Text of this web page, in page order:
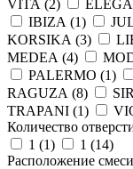
VITA (2)
IBIZA (1)
KORSIKA (3)
MEDEA (4)
PALERMO (1)
RAGUZA (8)
TRAPANI (1)
Количество
1 (1) 1 (14)
Расположение